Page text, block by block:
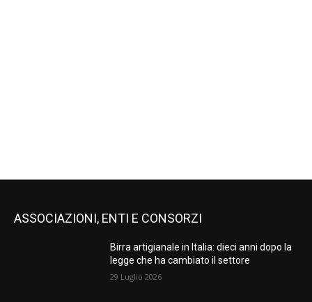
ASSOCIAZIONI, ENTI E CONSORZI
Birra artigianale in Italia: dieci anni dopo la
legge che ha cambiato il settore
29 Luglio 2026